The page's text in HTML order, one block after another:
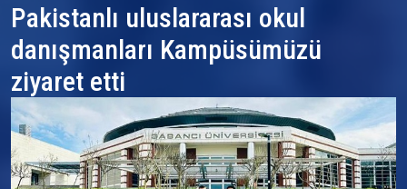
Pakistanlı uluslararası okul
danışmanları Kampüsümüzü
ziyaret etti